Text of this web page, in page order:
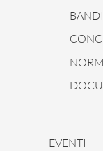
BANDI
EVENTI